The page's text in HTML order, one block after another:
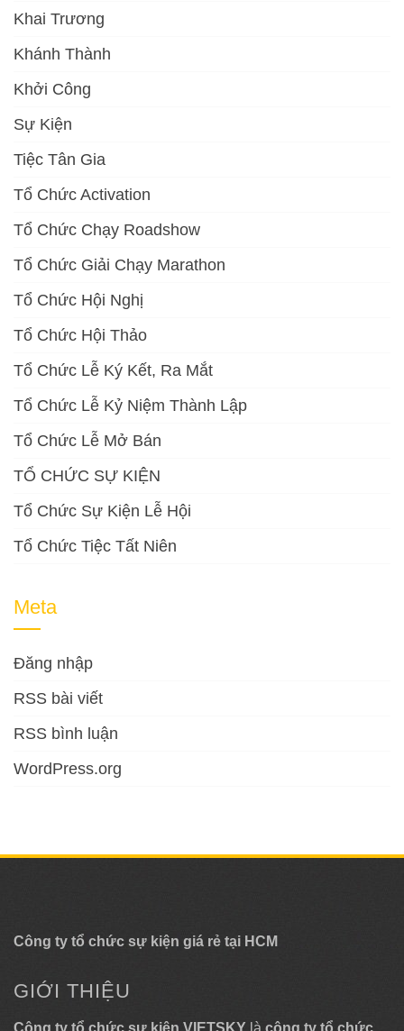
Khai Trương
Khánh Thành
Khởi Công
Sự Kiện
Tiệc Tân Gia
Tổ Chức Activation
Tổ Chức Chạy Roadshow
Tổ Chức Giải Chạy Marathon
Tổ Chức Hội Nghị
Tổ Chức Hội Thảo
Tổ Chức Lễ Ký Kết, Ra Mắt
Tổ Chức Lễ Kỷ Niệm Thành Lập
Tổ Chức Lễ Mở Bán
TỔ CHỨC SỰ KIỆN
Tổ Chức Sự Kiện Lễ Hội
Tổ Chức Tiệc Tất Niên
Meta
Đăng nhập
RSS bài viết
RSS bình luận
WordPress.org
Công ty tổ chức sự kiện giá rẻ tại HCM
GIỚI THIỆU
Công ty tổ chức sự kiện VIETSKY là công ty tổ chức